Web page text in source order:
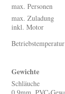
max. Personen
max. Zuladung
inkl. Motor
Betriebstemperatur
Gewichte
Schläuche